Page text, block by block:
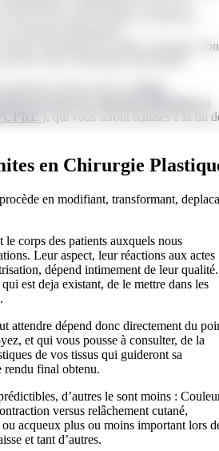
l’apparition de zones de
de nécroses cutanées, la perte de
réactions allergiques…
risques spécifiques à chaque chirurgie,
de votre consultation spécialisée.
listées dans les
Francaise de chirurgie plastique et
) , qui vous seront remises à la fin
en Chirurgie
en modifiant, transformant,
le corps des patients auxquels nous
Leur aspect, leur réactions aux actes
dépend intimement de leur qualité.
est deja existant, de le mettre dans les
attendre dépend donc directement du
et qui vous pousse à consulter, de la
de vos tissus qui guideront sa
rendu final obtenu.
d’autres le sont moins :
versus relâchement cutané,
acqueux plus ou moins important lors
et tant d’autres.